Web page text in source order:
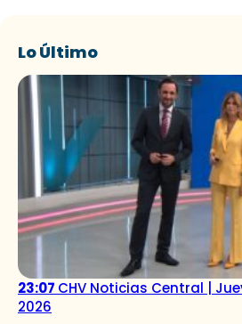
Lo Último
23:07 CHV Noticias Central |
2026